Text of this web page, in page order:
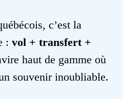
c’est la
: vol + transfert +
haut de gamme où
souvenir inoubliable.